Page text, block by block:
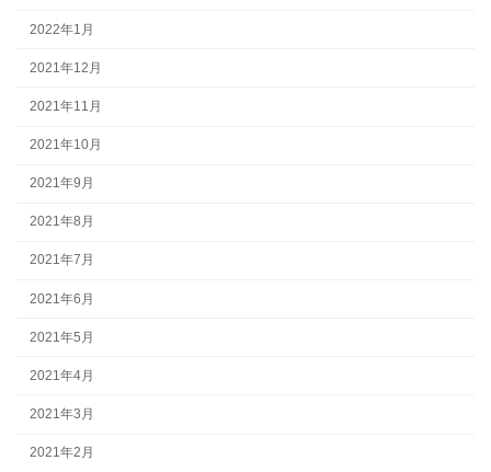
2022年1月
2021年12月
2021年11月
2021年10月
2021年9月
2021年8月
2021年7月
2021年6月
2021年5月
2021年4月
2021年3月
2021年2月